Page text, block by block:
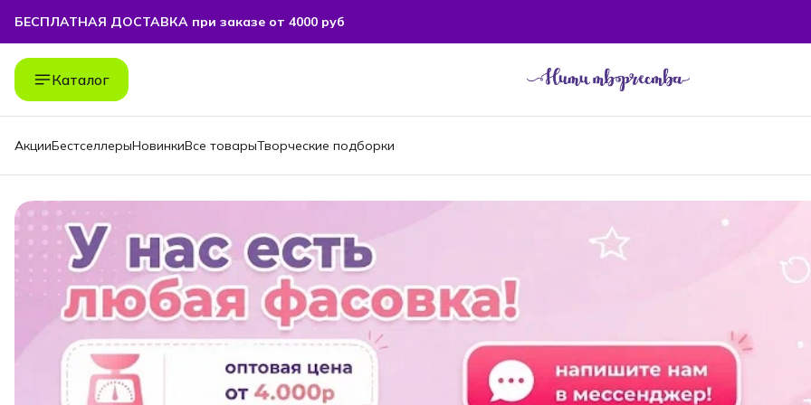
БЕСПЛАТНАЯ ДОСТАВКА при заказе от 4000 руб
БЕСПЛАТНАЯ ДОСТАВКА при заказе от 4000 руб
Каталог
АкцииБестселлерыНовинкиВсе товарыТворческие подборки